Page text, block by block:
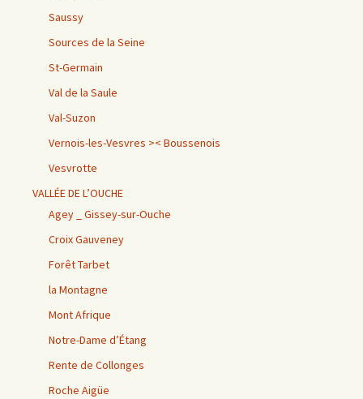
Saussy
Sources de la Seine
St-Germain
Val de la Saule
Val-Suzon
Vernois-les-Vesvres >< Boussenois
Vesvrotte
VALLÉE DE L’OUCHE
Agey _ Gissey-sur-Ouche
Croix Gauveney
Forêt Tarbet
la Montagne
Mont Afrique
Notre-Dame d’Étang
Rente de Collonges
Roche Aigüe